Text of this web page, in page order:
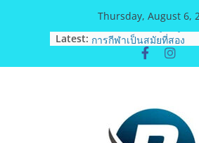
Thursday, August 6,
Latest: “นายกแก้ว”จากยูยิตสูชน
การกีฬาเป็นสมัยที่สอง
เครือข่ายลดบริโภคเค็ม
มูลนิธิกองทุนนิยมไทย จับ
วัฒนธรรม แถลงเปิดตัวโ
ประกวดอัตลักษณ์อาหาร